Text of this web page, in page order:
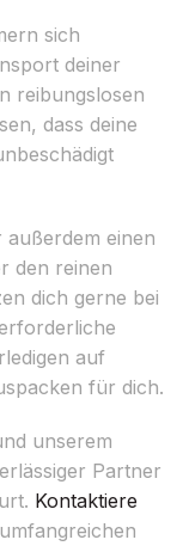
sich
deiner
reibungslosen
dass deine
einen
den reinen
dich gerne bei
auf
für dich.
unserem
Partner
Kontaktiere